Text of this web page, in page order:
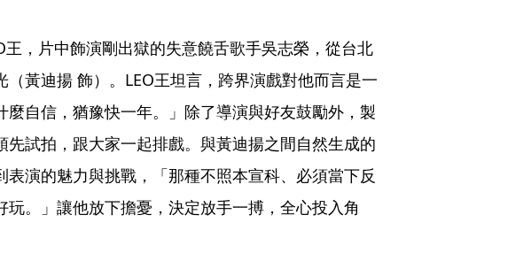
，片中飾演剛出獄的失意饒舌歌手吳志榮，從台北
（黃迪揚 飾）。LEO王坦言，跨界演戲對他而言是一
麼自信，猶豫快一年。」除了導演與好友鼓勵外，製
先試拍，跟大家一起排戲。與黃迪揚之間自然生成的
表演的魅力與挑戰，「那種不照本宣科、必須當下反
玩。」讓他放下擔憂，決定放手一搏，全心投入角